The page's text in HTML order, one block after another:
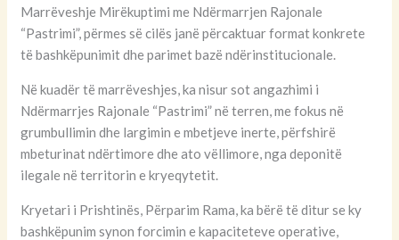
Marrëveshje Mirëkuptimi me Ndërmarrjen Rajonale
“Pastrimi”, përmes së cilës janë përcaktuar format konkrete
të bashkëpunimit dhe parimet bazë ndërinstitucionale.
Në kuadër të marrëveshjes, ka nisur sot angazhimi i
Ndërmarrjes Rajonale “Pastrimi” në terren, me fokus në
grumbullimin dhe largimin e mbetjeve inerte, përfshirë
mbeturinat ndërtimore dhe ato vëllimore, nga deponitë
ilegale në territorin e kryeqytetit.
Kryetari i Prishtinës, Përparim Rama, ka bërë të ditur se ky
bashkëpunim synon forcimin e kapaciteteve operative,